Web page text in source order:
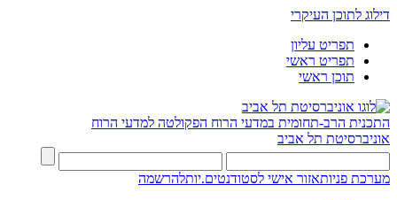
דילוג לתוכן העיקרי
תפריט עליון
תפריט ראשי
תוכן ראשי
התכנית הרב-תחומית במדעי הרוח הפקולטה למדעי הרוח
אוניברסיטת תל אביב
מערכת פניותאזור אישי לסטודנטים.יותלהרשמה